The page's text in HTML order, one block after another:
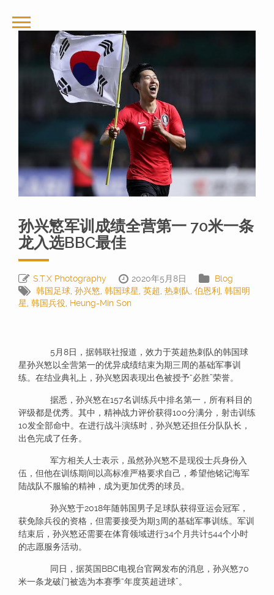
孙兴慜军训成绩全营第一 70米一条
龙入选BBC最佳
S.T.X Photography 2020年5月8日
Blog
韩国足球 孙兴慜 韩国球星 英超 热刺队 伯恩利
韩国明
星 韩国兵役 Heung-Min Son
5月8日，据韩联社报道，效力于英超热刺队的韩国球
星孙兴慜以全营第一的优异成绩结束为期三周的基础军事训
练。在结业典礼上，孙兴慜因表现出色被授予“必胜”荣誉。
据悉，孙兴慜在157名训练兵中排名第一，所有科目的
评级都是优秀。其中，精神战力评价获得100分满分，射击训练
10发全部命中。在进行战斗演练时，孙兴慜还担任分队队长，
出色完成了任务。
军方相关人士表示，虽然孙兴慜不是现役士兵身份入
伍，但他在训练期间以高标准严格要求自己，希望他铭记海军
陆战队不服输的精神，成为更加优秀的球员。
孙兴慜于2018年随韩国男子足球队获得亚运会冠军，
获免除兵役的资格，但需要接受为期3周的基础军事训练。军训
结束后，孙兴慜还需要在体育领域进行34个月共计544个小时
的志愿服务活动。
同日，据英国BBC电视台官网发布的消息，孙兴慜70
米一条龙破门被选为本赛季“年度英超进球”。